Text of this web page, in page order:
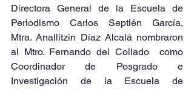
Directora General de la Escuela de
Periodismo Carlos Septién García,
Mtra. Anallitzin Díaz Alcalá nombraron
al Mtro. Fernando del Collado  como
Coordinador de Posgrado e
Investigación de la Escuela de